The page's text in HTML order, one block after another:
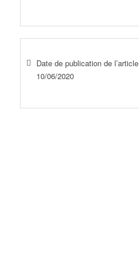
Date de publication de l’article
10/06/2020